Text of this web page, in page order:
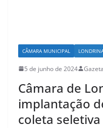
CÂMARA MUNICIPAL
5 de junho de 2024
Câmara de
implantação
coleta seletiva